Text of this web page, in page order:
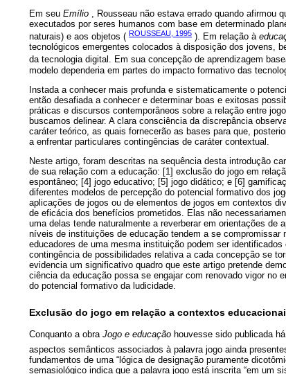
Em seu Emílio , Rousseau não estava errado quando afirmou
executados por seres humanos com base em determinado
naturais) e aos objetos ( ROUSSEAU, 1995 ). Em relação à
tecnológicos emergentes colocados à disposição dos jovens,
da tecnologia digital. Em sua concepção de aprendizagem
modelo dependeria em partes do impacto formativo das
Instada a conhecer mais profunda e sistematicamente o
então desafiada a conhecer e determinar boas e exitosas
práticas e discursos contemporâneos sobre a relação entre
buscamos delinear. A clara consciência da discrepância
caráter teórico, as quais fornecerão as bases para que,
a enfrentar particulares contingências de caráter contextual.
Neste artigo, foram descritas na sequência desta introdução
de sua relação com a educação: [1] exclusão do jogo em
espontâneo; [4] jogo educativo; [5] jogo didático; e [6]
diferentes modelos de percepção do potencial formativo dos
aplicações de jogos ou de elementos de jogos em contextos
de eficácia dos benefícios prometidos. Elas não
uma delas tende naturalmente a reverberar em orientações
níveis de instituições de educação tendem a se
educadores de uma mesma instituição podem ser
contingência de possibilidades relativa a cada concepção se
evidencia um significativo quadro que este artigo pretende
ciência da educação possa se engajar com renovado vigor no
do potencial formativo da ludicidade.
Exclusão do jogo em relação a contextos
Conquanto a obra Jogo e educação houvesse sido publicada
aspectos semânticos associados à palavra jogo ainda
fundamentos de uma “lógica de designação puramente
semasiológico indica que a palavra jogo está inscrita “em um